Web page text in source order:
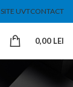
SITE UVTCONTACT
0,00 LEI